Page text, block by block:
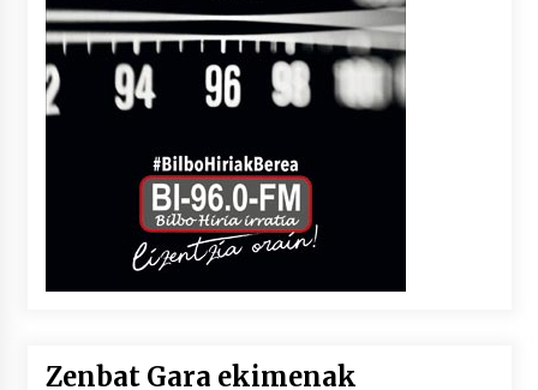
Zenbat Gara ekimenak